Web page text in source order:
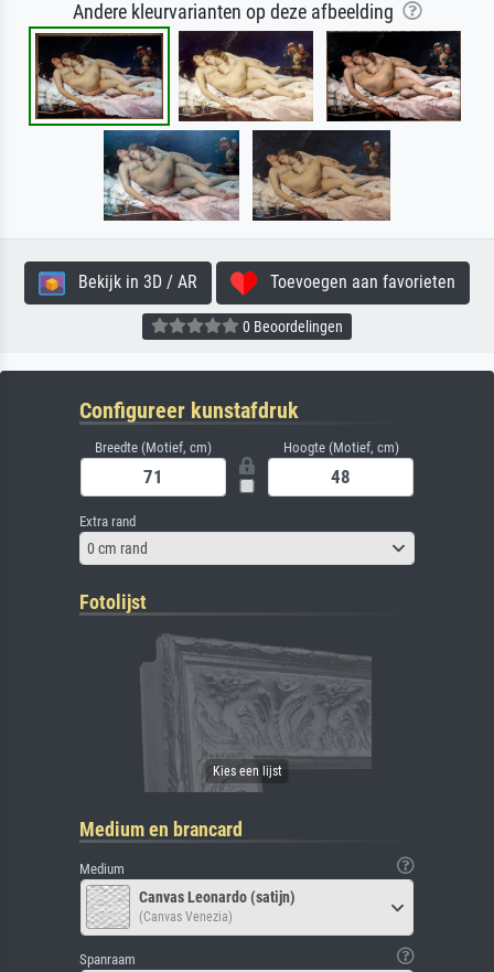
Andere kleurvarianten op deze afbeelding
Bekijk in 3D / AR Toevoegen aan favorieten
0 Beoordelingen
Configureer kunstafdruk
Breedte (Motief, cm) Hoogte (Motief, cm)
Extra rand
0 cm rand
Fotolijst
Medium en brancard
Medium
Canvas Leonardo (satijn)
(Canvas Venezia)
Spanraam